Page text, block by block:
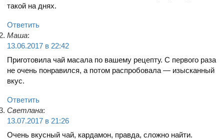
такой на днях.
Ответить
Маша:
13.06.2017 в 22:42
Приготовила чай масала по вашему рецепту. С первого раза
не очень понравился, а потом распробовала — изысканный
вкус.
Ответить
Светлана:
13.07.2017 в 21:26
Очень вкусный чай, кардамон, правда, сложно найти.